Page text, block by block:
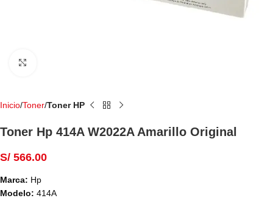
Inicio Toner Toner HP
Toner Hp 414A W2022A Amarillo Original
S/ 566.00
Marca: Hp
Modelo: 414A